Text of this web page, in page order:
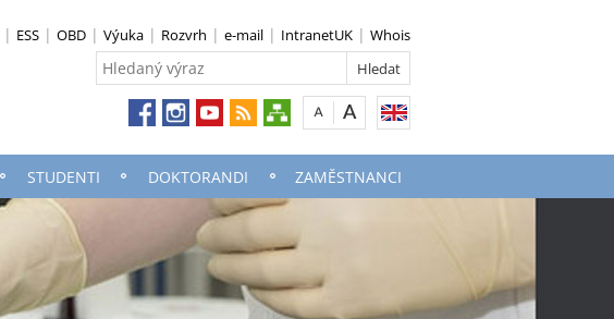
ESS OBD Výuka Rozvrh e-mail IntranetUK Whois
STUDENTI DOKTORANDI ZAMĚSTNANCI